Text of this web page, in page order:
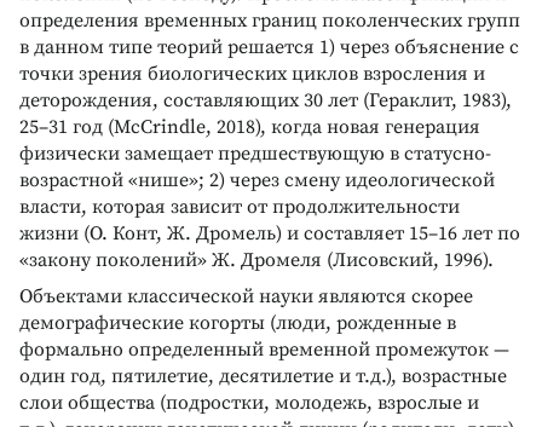
определения временных границ поколенческих групп
в данном типе теорий решается 1) через объяснение с
точки зрения биологических циклов взросления и
деторождения, составляющих 30 лет (Гераклит, 1983),
25–31 год (McCrindle, 2018), когда новая генерация
физически замещает предшествующую в статусно-
возрастной «нише»; 2) через смену идеологической
власти, которая зависит от продолжительности
жизни (О. Конт, Ж. Дромель) и составляет 15–16 лет по
«закону поколений» Ж. Дромеля (Лисовский, 1996).
Объектами классической науки являются скорее
демографические когорты (люди, рожденные в
формально определенный временной промежуток —
один год, пятилетие, десятилетие и т.д.), возрастные
слои общества (подростки, молодежь, взрослые и